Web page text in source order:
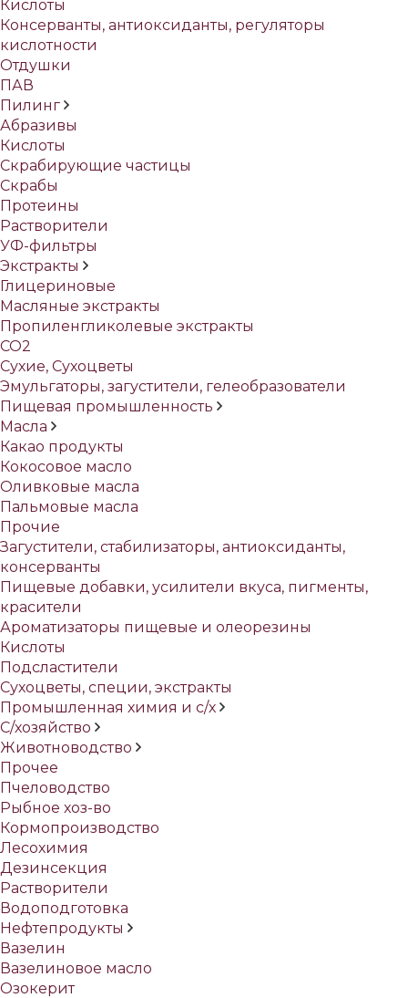
Кислоты
Консерванты, антиоксиданты, регуляторы
кислотности
Отдушки
ПАВ
Пилинг
Абразивы
Кислоты
Скрабирующие частицы
Скрабы
Протеины
Растворители
УФ-фильтры
Экстракты
Глицериновые
Масляные экстракты
Пропиленгликолевые экстракты
СО2
Сухие, Сухоцветы
Эмульгаторы, загустители, гелеобразователи
Пищевая промышленность
Масла
Какао продукты
Кокосовое масло
Оливковые масла
Пальмовые масла
Прочие
Загустители, стабилизаторы, антиоксиданты,
консерванты
Пищевые добавки, усилители вкуса, пигменты,
красители
Ароматизаторы пищевые и олеорезины
Кислоты
Подсластители
Сухоцветы, специи, экстракты
Промышленная химия и с/х
С/хозяйство
Животноводство
Прочее
Пчеловодство
Рыбное хоз-во
Кормопроизводство
Лесохимия
Дезинсекция
Растворители
Водоподготовка
Нефтепродукты
Вазелин
Вазелиновое масло
Озокерит